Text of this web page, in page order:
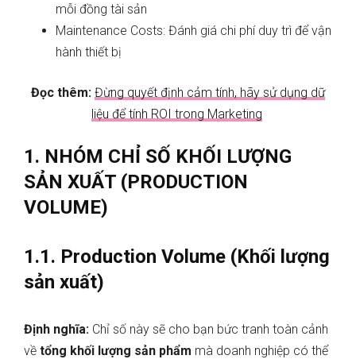
mỗi đồng tài sản
Maintenance Costs: Đánh giá chi phí duy trì để vận
hành thiết bị
Đọc thêm: Đừng quyết định cảm tính, hãy sử dụng dữ
liệu để tính ROI trong Marketing
1. NHÓM CHỈ SỐ KHỐI LƯỢNG
SẢN XUẤT (PRODUCTION
VOLUME)
1.1. Production Volume (Khối lượng
sản xuất)
Định nghĩa: Chỉ số này sẽ cho bạn bức tranh toàn cảnh
về tổng khối lượng sản phẩm mà doanh nghiệp có thể